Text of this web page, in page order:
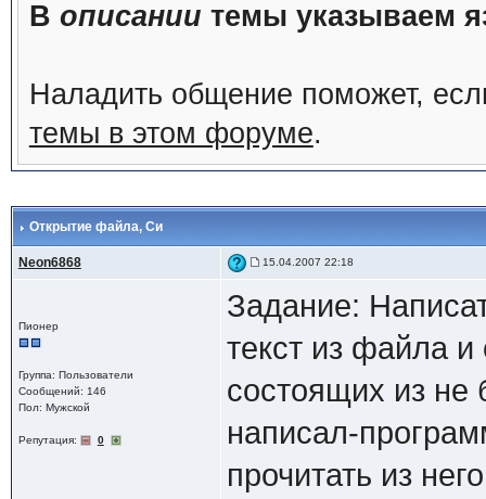
В описании темы указываем
Наладить общение поможет,
темы в этом форуме.
Открытие файла, Си
Neon6868 15.04.2007 22:18
Пионер
Группа: Пользователи
Сообщений: 146
Пол: Мужской
Репутация: 0
Задание:
текст из файла и
состоящих из не
написал-
прочитать из